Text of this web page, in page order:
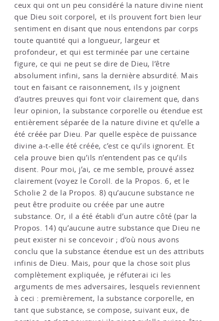
ceux qui ont un peu considéré la nature divine nient
que Dieu soit corporel, et ils prouvent fort bien leur
sentiment en disant que nous entendons par corps
toute quantité qui a longueur, largeur et
profondeur, et qui est terminée par une certaine
figure, ce qui ne peut se dire de Dieu, l’être
absolument infini, sans la dernière absurdité. Mais
tout en faisant ce raisonnement, ils y joignent
d’autres preuves qui font voir clairement que, dans
leur opinion, la substance corporelle ou étendue est
entièrement séparée de la nature divine et qu’elle a
été créée par Dieu. Par quelle espèce de puissance
divine a-t-elle été créée, c’est ce qu’ils ignorent. Et
cela prouve bien qu’ils n’entendent pas ce qu’ils
disent. Pour moi, j’ai, ce me semble, prouvé assez
clairement (voyez le Coroll. de la Propos. 6, et le
Scholie 2 de la Propos. 8) qu’aucune substance ne
peut être produite ou créée par une autre
substance. Or, il a été établi d’un autre côté (par la
Propos. 14) qu’aucune autre substance que Dieu ne
peut exister ni se concevoir ; d’où nous avons
conclu que la substance étendue est un des attributs
infinis de Dieu. Mais, pour que la chose soit plus
complètement expliquée, je réfuterai ici les
arguments de mes adversaires, lesquels reviennent
à ceci : premièrement, la substance corporelle, en
tant que substance, se compose, suivant eux, de